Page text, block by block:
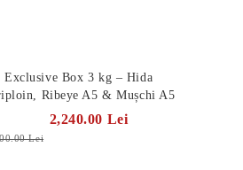
Exclusive Box 3 kg – Hida
Ribeye A5 & Mușchi A5
2,240.00 Lei
Lei